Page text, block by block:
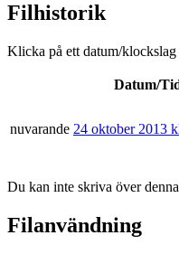
Filhistorik
Klicka på ett datum/
Datum/
nuvarande 24 oktober 2013
Du kan inte skriva över
Filanvändning